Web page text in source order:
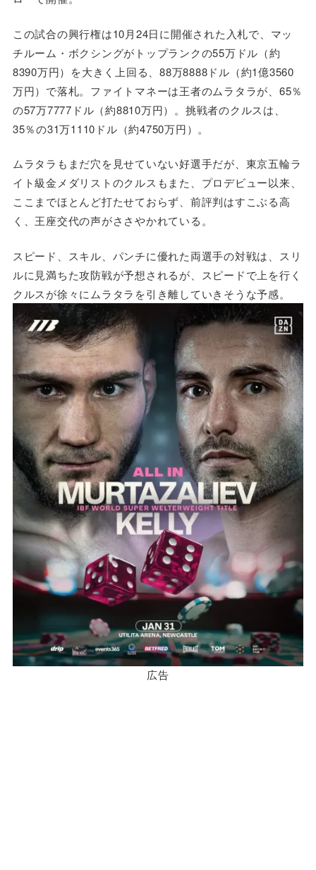
この試合の興行権は10月24日に開催された入札で、マッ
チルーム・ボクシングがトップランクの55万ドル（約
8390万円）を大きく上回る、88万8888ドル（約1億3560
万円）で落札。ファイトマネーは王者のムラタラが、65％
の57万7777ドル（約8810万円）。挑戦者のクルスは、
35％の31万1110ドル（約4750万円）。
ムラタラもまだ穴を見せていない好選手だが、東京五輪ラ
イト級金メダリストのクルスもまた、プロデビュー以来、
ここまでほとんど打たせておらず、前評判はすこぶる高
く、王座交代の声がささやかれている。
スピード、スキル、パンチに優れた両選手の対戦は、スリ
ルに見満ちた攻防戦が予想されるが、スピードで上を行く
クルスが徐々にムラタラを引き離していきそうな予感。
広告